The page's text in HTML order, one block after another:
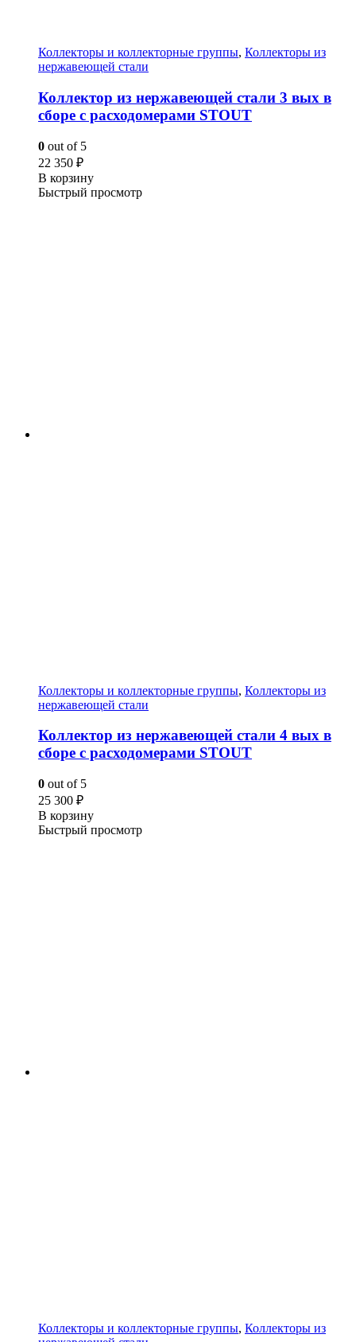
Коллекторы и коллекторные группы, Коллекторы из
нержавеющей стали
Коллектор из нержавеющей стали 3 вых в
сборе с расходомерами STOUT
0 out of 5
22 350 ₽
В корзину
Быстрый просмотр
Коллекторы и коллекторные группы, Коллекторы из
нержавеющей стали
Коллектор из нержавеющей стали 4 вых в
сборе с расходомерами STOUT
0 out of 5
25 300 ₽
В корзину
Быстрый просмотр
Коллекторы и коллекторные группы, Коллекторы из